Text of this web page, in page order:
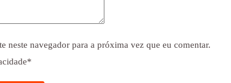
neste navegador para a próxima vez que eu comentar.
*